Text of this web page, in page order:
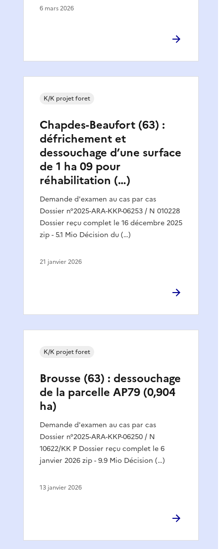
6 mars 2026
Chapdes-Beaufort (63) :
défrichement et
dessouchage d’une surface
de 1 ha 09 pour
réhabilitation (…)
Demande d'examen au cas par cas
Dossier n°2025-ARA-KKP-06253 / N 010228
Dossier reçu complet le 16 décembre 2025
zip - 5.1 Mio Décision du (…)
K/K projet foret
21 janvier 2026
Brousse (63) : dessouchage
de la parcelle AP79 (0,904
ha)
Demande d'examen au cas par cas
Dossier n°2025-ARA-KKP-06250 / N
10622/KK P Dossier reçu complet le 6
janvier 2026 zip - 9.9 Mio Décision (…)
K/K projet foret
13 janvier 2026